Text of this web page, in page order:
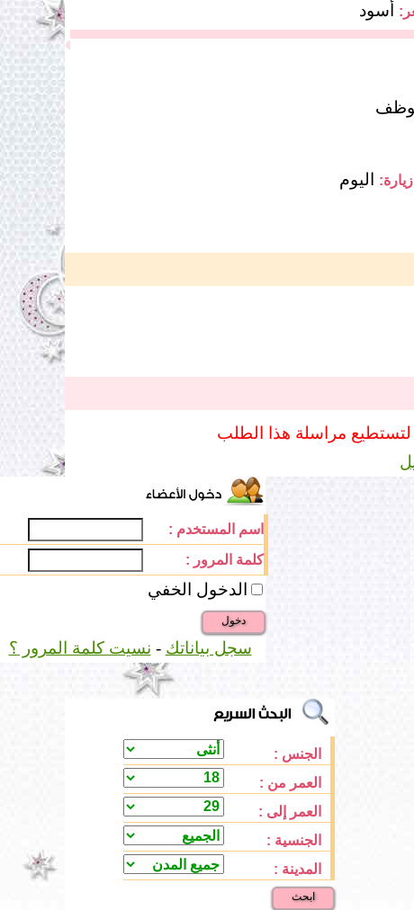
أسود
اليوم
مراسلة هذا الطلب
اسم المستخدم :
كلمة المرور :
الدخول الخفي
دخول
سجل بياناتك - نسيت كلمة المرور ؟
الجنس :
العمر من :
العمر إلى :
الجنسية :
المدينة :
ابحث